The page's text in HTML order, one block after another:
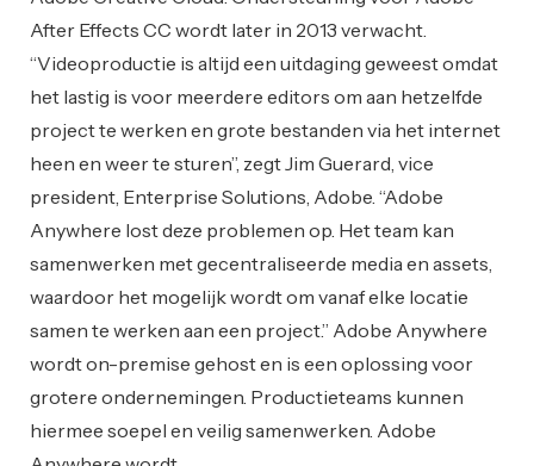
After Effects CC wordt later in 2013 verwacht.
“Videoproductie is altijd een uitdaging geweest omdat
het lastig is voor meerdere editors om aan hetzelfde
project te werken en grote bestanden via het internet
heen en weer te sturen”, zegt Jim Guerard, vice
president, Enterprise Solutions, Adobe. “Adobe
Anywhere lost deze problemen op. Het team kan
samenwerken met gecentraliseerde media en assets,
waardoor het mogelijk wordt om vanaf elke locatie
samen te werken aan een project.” Adobe Anywhere
wordt on-premise gehost en is een oplossing voor
grotere ondernemingen. Productieteams kunnen
hiermee soepel en veilig samenwerken. Adobe